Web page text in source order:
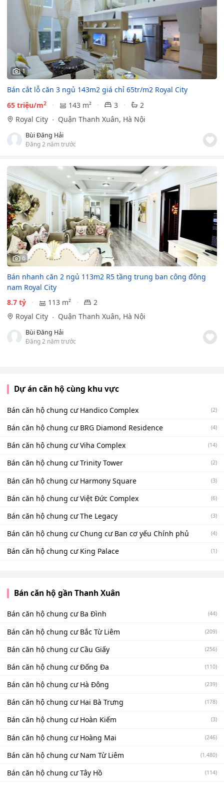
1
Bán cắt lỗ căn 3 ngủ 143m2 giá chỉ 65tr/m2 Royal City
65 triệu/m2 143 m² 3
2
Royal City
Quận Thanh Xuân, Hà Nội
Bùi Đăng Hải
Đăng 2 năm trước
6
Bán nhanh căn 2 ngủ 113m2 R5 tầng trung ban công đông
nam Royal City
8.7 tỷ
113 m²
2
Royal City
Quận Thanh Xuân, Hà Nội
Bùi Đăng Hải
Đăng 2 năm trước
Dự án căn hộ cùng khu vực
Bán căn hộ chung cư Handico Complex (2)
Bán căn hộ chung cư BRG Diamond Residence (4)
Bán căn hộ chung cư Viha Complex (14)
Bán căn hộ chung cư Trinity Tower (2)
Bán căn hộ chung cư Harmony Square (3)
Bán căn hộ chung cư Việt Đức Complex (6)
Bán căn hộ chung cư The Legacy (3)
Bán căn hộ chung cư Chung cư Ban cơ yếu Chính phủ (4)
Bán căn hộ chung cư King Palace (1)
Bán căn hộ gần Thanh Xuân
Bán căn hộ chung cư Ba Đình (44)
Bán căn hộ chung cư Bắc Từ Liêm (209)
Bán căn hộ chung cư Cầu Giấy (256)
Bán căn hộ chung cư Đống Đa (110)
Bán căn hộ chung cư Hà Đông (239)
Bán căn hộ chung cư Hai Bà Trưng (178)
Bán căn hộ chung cư Hoàn Kiếm (3)
Bán căn hộ chung cư Hoàng Mai (246)
Bán căn hộ chung cư Nam Từ Liêm (1.480)
Bán căn hộ chung cư Tây Hồ (114)